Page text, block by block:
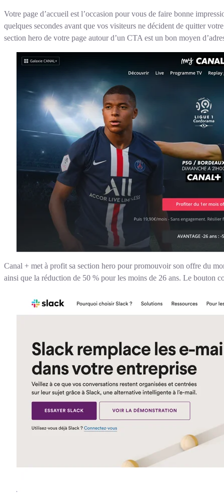
Votre page d’accueil est l’occasion pour vous de faire bonne
quelques secondes avant que vos visiteurs ne décident de quitter
section hero de votre page autour d’un CTA est un bon moyen
Canal + met à profit sa section hero pour promouvoir son offre du
ainsi que la réduction de 50 % pour les moins de 26 ans. Le bouton